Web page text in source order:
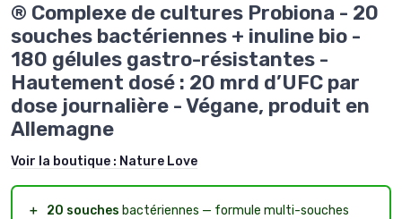
® Complexe de cultures Probiona - 20
souches bactériennes + inuline bio -
180 gélules gastro-résistantes -
Hautement dosé : 20 mrd d’UFC par
dose journalière - Végane, produit en
Allemagne
Voir la boutique : Nature Love
＋ 20 souches bactériennes — formule multi-souches